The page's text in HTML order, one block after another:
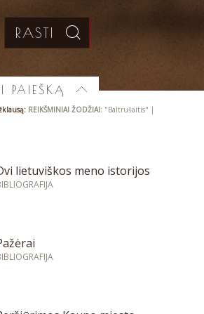
PAIEŠKĄ
REIKŠMINIAI ŽODŽIAI: "Baltrušaitis" |
lietuviškos meno istorijos